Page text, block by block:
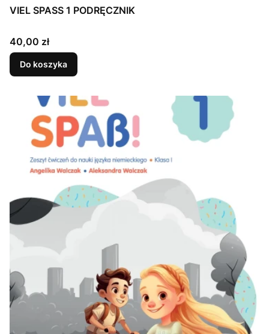
VIEL SPASS 1 PODRĘCZNIK
Cena
40,00 zł
Do koszyka